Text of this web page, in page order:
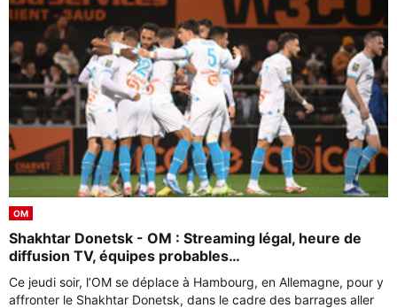
OM
Shakhtar Donetsk - OM : Streaming légal, heure de
diffusion TV, équipes probables…
Ce jeudi soir, l’OM se déplace à Hambourg, en Allemagne, pour y
affronter le Shakhtar Donetsk, dans le cadre des barrages aller